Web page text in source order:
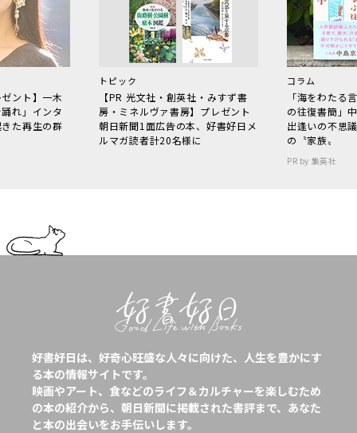
ント】一木
れ」インタ
た再生の群
トピック
【PR 光文社・創英社・みすず書
房・ミネルヴァ書房】プレゼント
朝日新聞1面広告の本、好書好日メ
ルマガ読者計20名様に
コラム
「海をわた
の往復書簡」
出逢いの不思
の〝家族〟
PR by 集英社
好書好日は、好奇心旺盛な人々に向けた、人生を豊かにす
る本の情報サイトです。
映画やアート、食などのライフ＆カルチャーを楽しむため
の本の紹介から、朝日新聞に掲載された書評まで、あなた
と本の出会いをお手伝いします。